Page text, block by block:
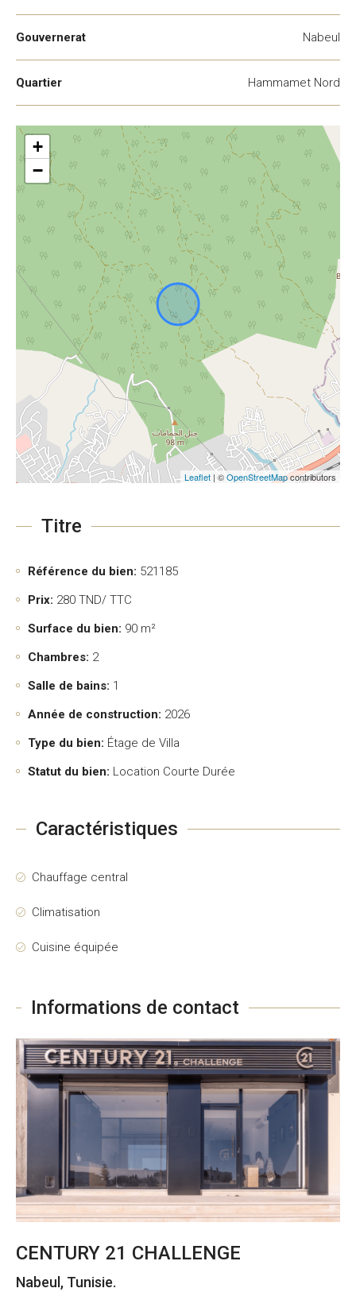
Gouvernerat Nabeul
Quartier Hammamet Nord
+
−
Leaflet | ©OpenStreetMapcontributors
Titre
Référence du bien: 521185
Prix: 280 TND/ TTC
Surface du bien: 90 m²
Chambres: 2
Salle de bains: 1
Année de construction: 2026
Type du bien: Étage de Villa
Statut du bien: Location Courte Durée
Caractéristiques
Chauffage central
Climatisation
Cuisine équipée
Informations de contact
CENTURY 21 CHALLENGE
Nabeul, Tunisie.